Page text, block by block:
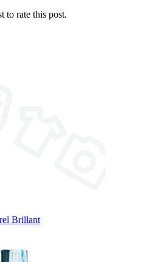
to rate this post.
Brillant